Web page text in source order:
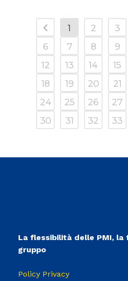
1 2 3
6
7 8 9
12
13 14 15
18
19 20 21
24
25 26 27
30
31 32 33
La flessibilità delle PMI, la
gruppo
Policy Privacy